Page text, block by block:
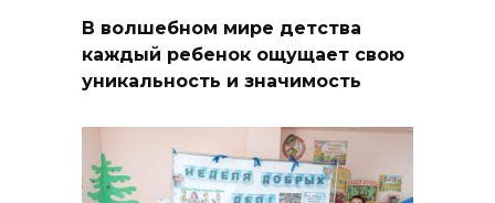
В волшебном мире детства
каждый ребенок ощущает свою
уникальность и значимость